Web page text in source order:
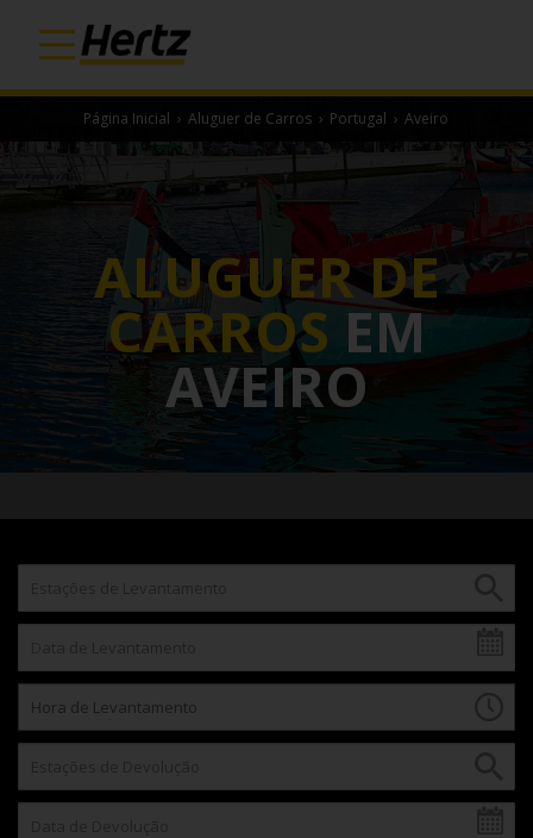
Página Inicial › Aluguer de Carros › Portugal › Aveiro
ALUGUER DE
CARROS EM
AVEIRO